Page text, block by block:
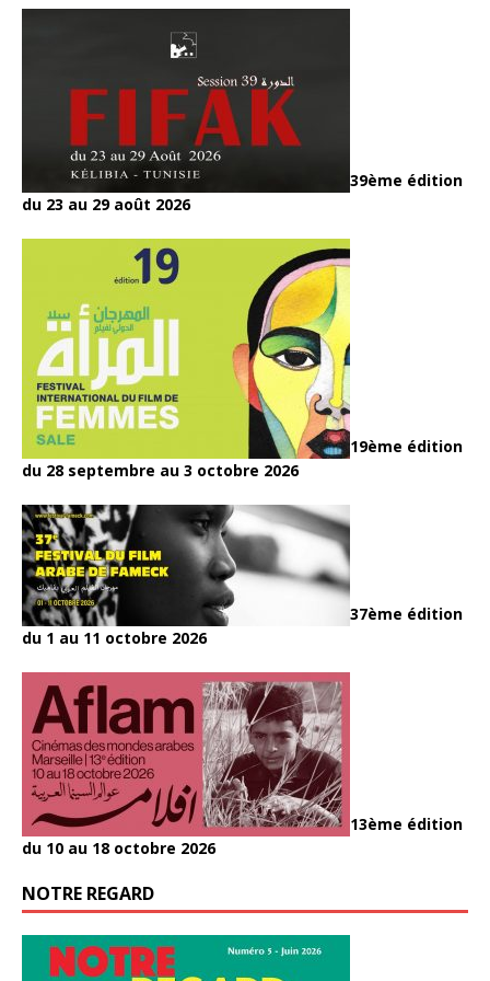
39ème édition
du 23 au 29 août 2026
19ème édition
du 28 septembre au 3 octobre 2026
37ème édition
du 1 au 11 octobre 2026
13ème édition
du 10 au 18 octobre 2026
NOTRE REGARD